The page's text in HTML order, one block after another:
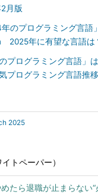
月版
年のプログラミング言語
2025年に有望な言語は
のプログラミング言語
プログラミング言語推
2025
トペーパー）
たら退職が止まらない“